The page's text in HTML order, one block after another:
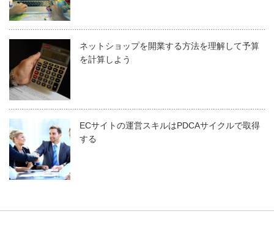
ネットショップを開業する方法を理解して予算
を計算しよう
ECサイトの運営スキルはPDCAサイクルで取得
する